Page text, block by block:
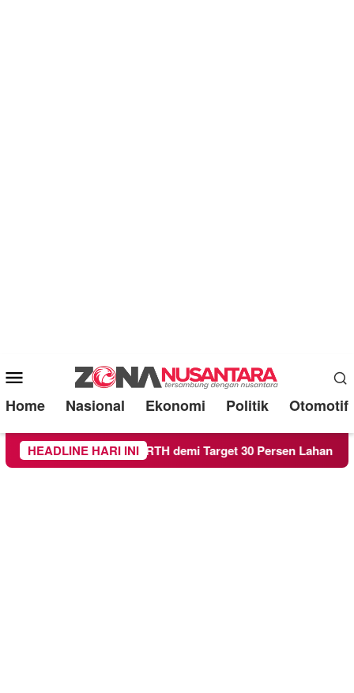
Mobile
Menu
Home Nasional Ekonomi Politik Otomotif
HEADLINE HARI INI
Genjot Raperda RTH demi Target 30 Persen Lahan Hijau